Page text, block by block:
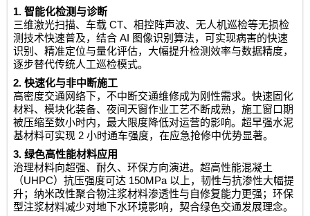
1.智能化检测与诊断
三维激光扫描、车载 CT、相控阵声波、无人机巡检等无损检
测技术快速普及，结合 AI 图像识别算法，可实现病害的快速
识别、精准定位与量化评估，大幅提升检测效率与数据精度，
逐步替代传统人工巡检模式。
2.快速化与非中断施工
高密度交通网络下，不中断交通维修成为刚性需求。快速固化
材料、模块化装备、夜间天窗作业工艺不断成熟，施工窗口期
被压缩至数小时内，最大限度降低对运营的影响。超早强水泥
基材料可实现 2小时通车强度，在应急抢修中优势显著。
3.绿色高性能材料应用
治理材料向超强、耐久、环保方向演进。超高性能混凝土
（UHPC）抗压强度可达 150MPa 以上，韧性与抗渗性大幅提
升；纳米改性聚合物注浆材料渗透性与自修复能力更强；环保
型注浆材料减少对地下水环境影响，契合绿色交通发展理念。